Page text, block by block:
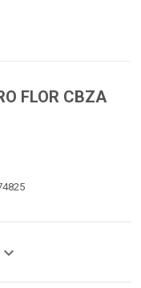
FLOR CBZA
expand_more